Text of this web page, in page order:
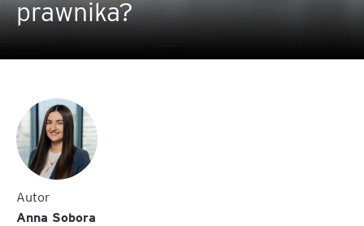
prawnika?
Autor
Anna Sobora